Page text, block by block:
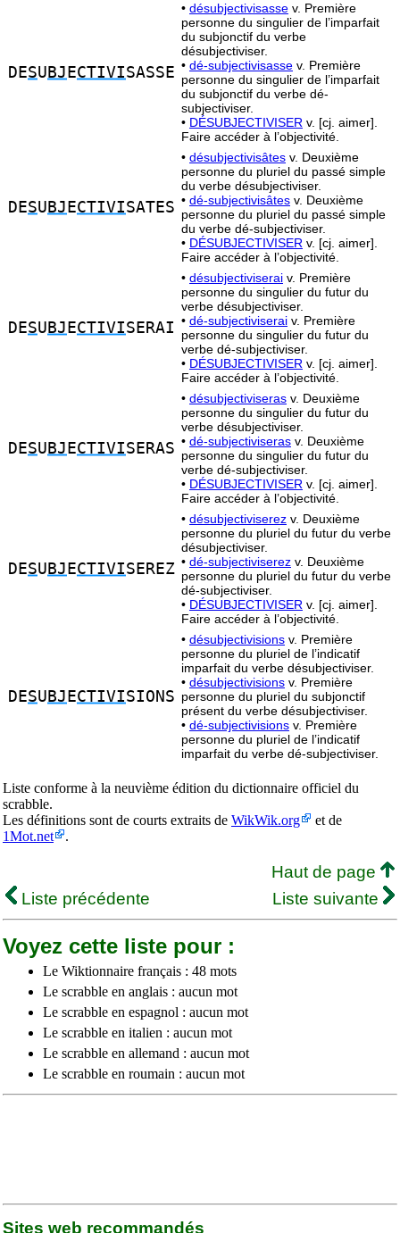
DESU BJ ECTIVISASSE
• désubjectivisasse v. Première
personne du singulier de l’imparfait
du subjonctif du verbe
désubjectiviser.
• dé-subjectivisasse v. Première
personne du singulier de l’imparfait
du subjonctif du verbe dé-
subjectiviser.
• DÉSUBJECTIVISER v. [cj. aimer].
Faire accéder à l’objectivité.
DESU BJ ECTIVISATES
• désubjectivisâtes v. Deuxième
personne du pluriel du passé simple
du verbe désubjectiviser.
• dé-subjectivisâtes v. Deuxième
personne du pluriel du passé simple
du verbe dé-subjectiviser.
• DÉSUBJECTIVISER v. [cj. aimer].
Faire accéder à l’objectivité.
DESU BJ ECTIVISERAI
• désubjectiviserai v. Première
personne du singulier du futur du
verbe désubjectiviser.
• dé-subjectiviserai v. Première
personne du singulier du futur du
verbe dé-subjectiviser.
• DÉSUBJECTIVISER v. [cj. aimer].
Faire accéder à l’objectivité.
DESU BJ ECTIVISERAS
• désubjectiviseras v. Deuxième
personne du singulier du futur du
verbe désubjectiviser.
• dé-subjectiviseras v. Deuxième
personne du singulier du futur du
verbe dé-subjectiviser.
• DÉSUBJECTIVISER v. [cj. aimer].
Faire accéder à l’objectivité.
DESU BJ ECTIVISEREZ
• désubjectiviserez v. Deuxième
personne du pluriel du futur du verbe
désubjectiviser.
• dé-subjectiviserez v. Deuxième
personne du pluriel du futur du verbe
dé-subjectiviser.
• DÉSUBJECTIVISER v. [cj. aimer].
Faire accéder à l’objectivité.
DESU BJ ECTIVISIONS
• désubjectivisions v. Première
personne du pluriel de l’indicatif
imparfait du verbe désubjectiviser.
• désubjectivisions v. Première
personne du pluriel du subjonctif
présent du verbe désubjectiviser.
• dé-subjectivisions v. Première
personne du pluriel de l’indicatif
imparfait du verbe dé-subjectiviser.
Liste conforme à la neuvième édition du dictionnaire officiel du
scrabble.
Les définitions sont de courts extraits de WikWik.org
et de
1Mot.net
.
Haut de page
Liste précédente
Liste suivante
Voyez cette liste pour :
Le Wiktionnaire français : 48 mots
Le scrabble en anglais : aucun mot
Le scrabble en espagnol : aucun mot
Le scrabble en italien : aucun mot
Le scrabble en allemand : aucun mot
Le scrabble en roumain : aucun mot
Sites web recommandés